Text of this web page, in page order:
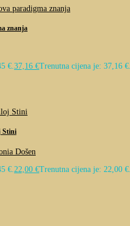
znanja
€. 37,16 €Trenutna cijena je: 37,16 €.
Stini
Došen
€. 22,00 €Trenutna cijena je: 22,00 €.